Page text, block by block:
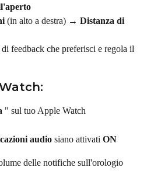
(in alto a destra) → Distanza di
feedback che preferisci e regola il
" sul tuo Apple Watch
audio siano attivati ON
delle notifiche sull'orologio